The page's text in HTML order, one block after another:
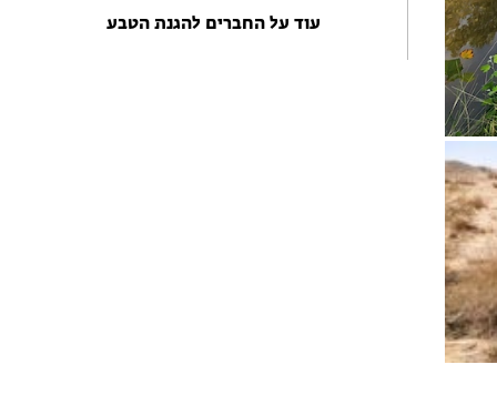
עוד על החברים להגנת הטבע